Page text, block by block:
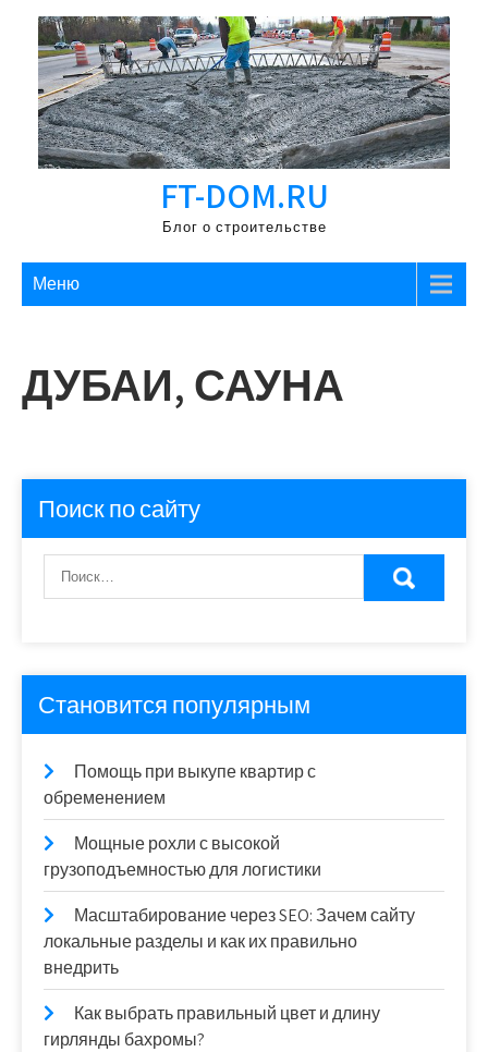
Перейти
содержимому
FT-DOM.RU
Блог о строительстве
Меню
ДУБАИ, САУНА
Поиск по сайту
Становится популярным
Помощь при выкупе квартир с
обременением
Мощные рохли с высокой
грузоподъемностью для логистики
Масштабирование через SEO: Зачем сайту
локальные разделы и как их правильно
внедрить
Как выбрать правильный цвет и длину
гирлянды бахромы?